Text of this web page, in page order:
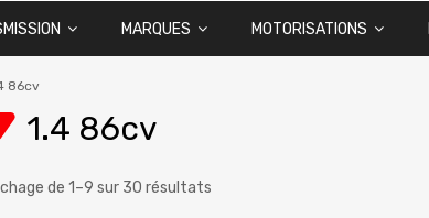
MARQUES MOTORISATIONS
86cv
1.4 86cv
de 1–9 sur 30 résultats